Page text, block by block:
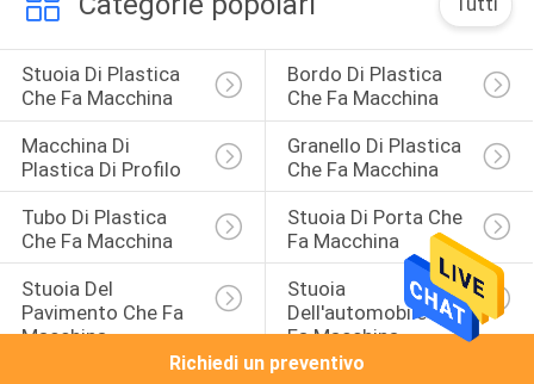
Stuoia Di Plastica
Che Fa Macchina
Bordo Di Plastica
Che Fa Macchina
Macchina Di
Plastica Di Profilo
Granello Di Plastica
Che Fa Macchina
Tubo Di Plastica
Che Fa Macchina
Stuoia Di Porta Che
Fa Macchina
Stuoia Del
Pavimento Che Fa
Macchina
Stuoia
Dell'automobile Che
Fa Macchina
Richiedi un preventivo